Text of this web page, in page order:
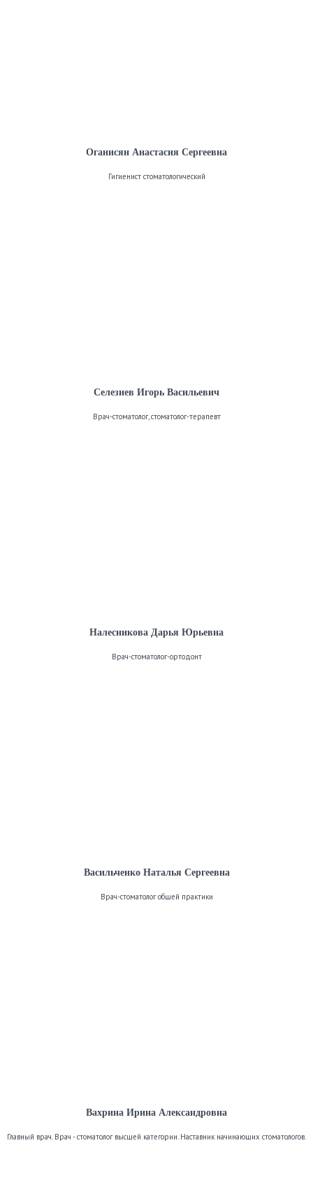
Оганисян Анастасия Сергеевна
Гигиенист стоматологический
Селезнев Игорь Васильевич
Врач-стоматолог, стоматолог-терапевт
Налесникова Дарья Юрьевна
Врач-стоматолог-ортодонт
Васильченко Наталья Сергеевна
Врач-стоматолог общей практики
Вахрина Ирина Александровна
Главный врач. Врач - стоматолог высшей категории. Наставник начинающих стоматологов.